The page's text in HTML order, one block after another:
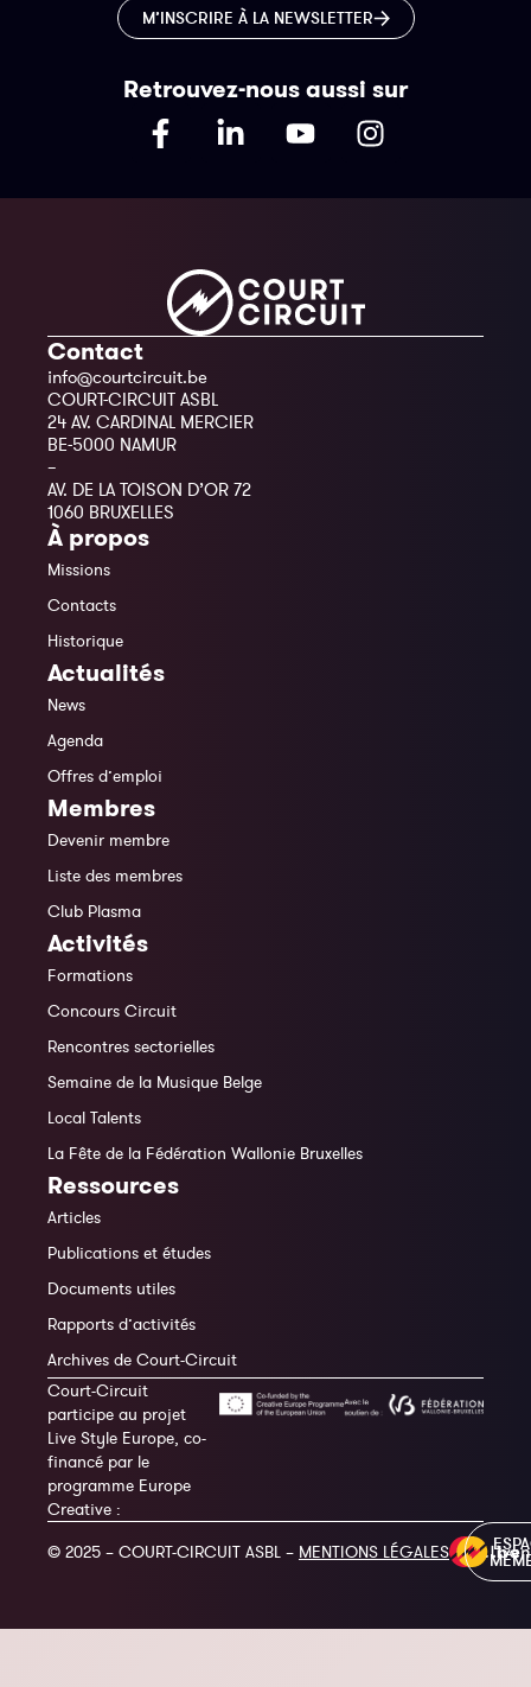
M’INSCRIRE À LA NEWSLETTER
Retrouvez-nous aussi sur
Contact
info@courtcircuit.be
COURT-CIRCUIT ASBL
24 AV. CARDINAL MERCIER
BE-5000 NAMUR
–
AV. DE LA TOISON D’OR 72
1060 BRUXELLES
À propos
Missions
Contacts
Historique
Actualités
News
Agenda
Offres d’emploi
Membres
Devenir membre
Liste des membres
Club Plasma
Activités
Formations
Concours Circuit
Rencontres sectorielles
Semaine de la Musique Belge
Local Talents
La Fête de la Fédération Wallonie Bruxelles
Ressources
Articles
Publications et études
Documents utiles
Rapports d’activités
Archives de Court-Circuit
Court-Circuit
participe au projet
Live Style Europe, co-
financé par le
programme Europe
Creative :
© 2025 – COURT-CIRCUIT ASBL – MENTIONS LÉGALES